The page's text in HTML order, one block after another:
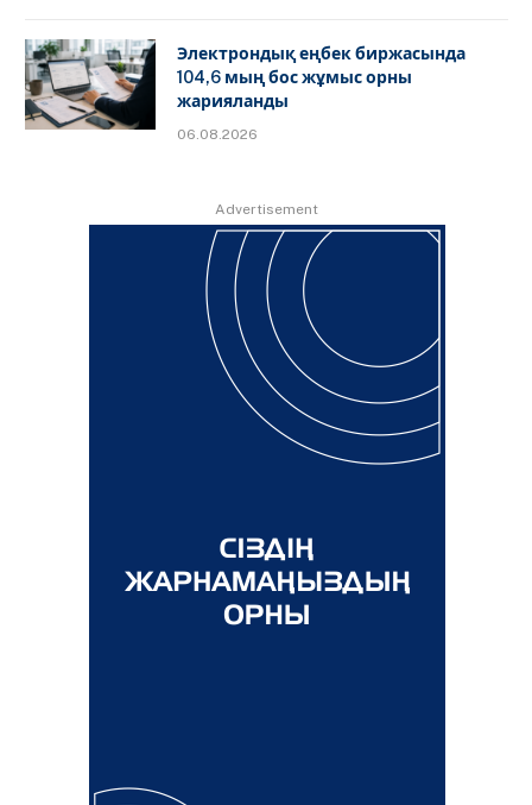
Электрондық еңбек биржасында
104,6 мың бос жұмыс орны
жарияланды
06.08.2026
Advertisement